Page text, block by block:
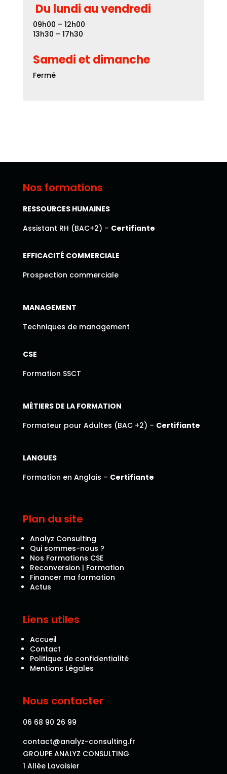
Du lundi au vendredi
09h00 – 12h00
13h30 – 17h30
Samedi et dimanche
Fermé
Nos formations
RESSOURCES HUMAINES
Assistant RH (BAC+2) – Certifiante
EFFICACITÉ COMMERCIALE
Prospection commerciale
MANAGEMENT
Techniques de management
CSE
Formation SSCT
MÉTIERS DE LA FORMATION
Formateur pour Adultes (BAC +2) – Certifiante
LANGUES
Formation en Anglais – Certifiante
Plan du site
Analyz Consulting
Qui sommes-nous ?
Nos Formations CSE
Reconversion | Formation
Financer ma formation
Actus
Liens utiles
Accueil
Contact
Politique de confidentialité
Mentions Légales
Nous contacter
06 68 90 26 99
contact@analyz-consulting.fr
GROUPE ANALYZ CONSULTING
1 Allée Lavoisier